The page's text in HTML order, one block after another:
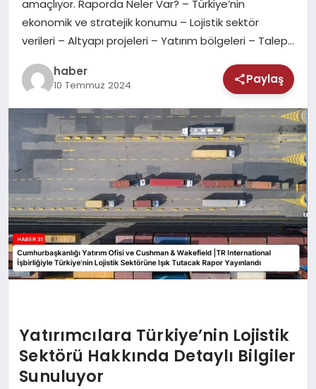
amaçlıyor. Raporda Neler Var? – Türkiye’nin
ekonomik ve stratejik konumu – Lojistik sektör
verileri – Altyapı projeleri – Yatırım bölgeleri – Talep…
haber
10 Temmuz 2024 Paylaş
Yatırımcılara Türkiye’nin Lojistik
Sektörü Hakkında Detaylı Bilgiler
Sunuluyor